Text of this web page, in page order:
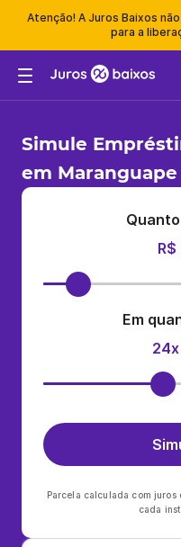
Atenção! A Juros Baixos
para a
Simule
em Maranguape
Em
24x
Parcela calculada com
cada